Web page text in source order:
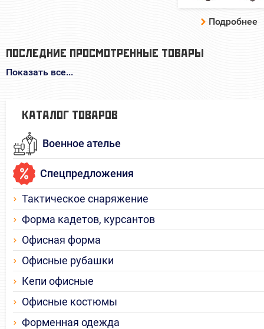
Подробнее
ПОСЛЕДНИЕ ПРОСМОТРЕННЫЕ ТОВАРЫ
Показать все...
КАТАЛОГ ТОВАРОВ
Военное ателье
Спецпредложения
Тактическое снаряжение
Форма кадетов, курсантов
Офисная форма
Офисные рубашки
Кепи офисные
Офисные костюмы
Форменная одежда